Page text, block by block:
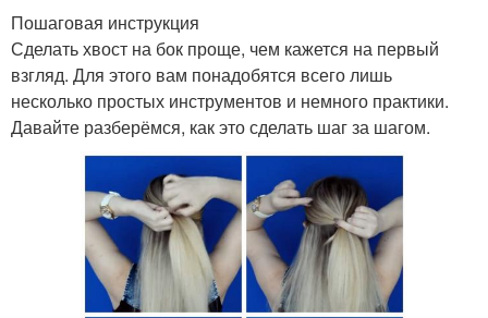
Пошаговая инструкция
Сделать хвост на бок проще, чем кажется на первый
взгляд. Для этого вам понадобятся всего лишь
несколько простых инструментов и немного практики.
Давайте разберёмся, как это сделать шаг за шагом.